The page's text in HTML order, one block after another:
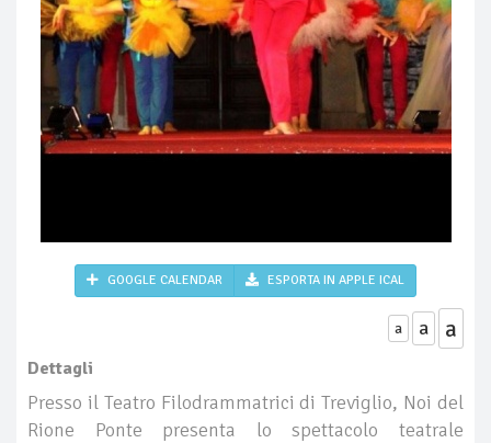
GOOGLE CALENDAR ESPORTA IN APPLE ICAL
a a a
Dettagli
Presso il Teatro Filodrammatrici di Treviglio, Noi del
Rione Ponte presenta lo spettacolo teatrale